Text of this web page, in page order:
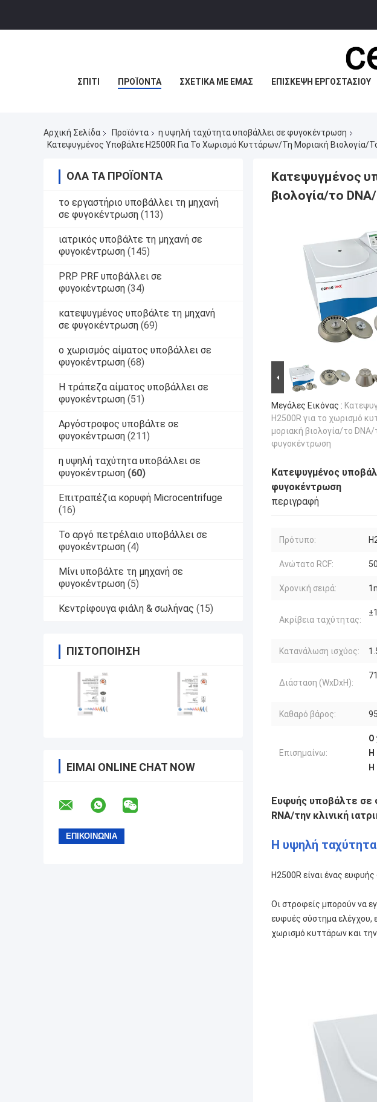
ΣΠΊΤΙ ΠΡΟΪΌΝΤΑ ΣΧΕΤΙΚΆ ΜΕ ΕΜΆΣ ΕΠΙΣΚΕΨΉ ΕΡΓΟΣΤΑΣΊΟΥ
Αρχική Σελίδα Προϊόντα
η υψηλή ταχύτητα υποβάλλει σε φυγοκέντρωση
Κατεψυγμένος Υποβάλτε H2500R Για Το Χωρισμό Κυττάρων/τη Μοριακή Βιολογία/
ΌΛΑ ΤΑ ΠΡΟΪΌΝΤΑ
το εργαστήριο υποβάλλει τη μηχανή
σε φυγοκέντρωση (113)
ιατρικός υποβάλτε τη μηχανή σε
φυγοκέντρωση (145)
PRP PRF υποβάλλει σε
φυγοκέντρωση (34)
κατεψυγμένος υποβάλτε τη μηχανή
σε φυγοκέντρωση (69)
ο χωρισμός αίματος υποβάλλει σε
φυγοκέντρωση (68)
Η τράπεζα αίματος υποβάλλει σε
φυγοκέντρωση (51)
Αργόστροφος υποβάλτε σε
φυγοκέντρωση (211)
η υψηλή ταχύτητα υποβάλλει σε
φυγοκέντρωση (60)
Επιτραπέζια κορυφή Microcentrifuge
(16)
Το αργό πετρέλαιο υποβάλλει σε
φυγοκέντρωση (4)
Μίνι υποβάλτε τη μηχανή σε
φυγοκέντρωση (5)
Κεντρίφουγα φιάλη & σωλήνας (15)
ΠΙΣΤΟΠΟΊΗΣΗ
ΕΊΜΑΙ ONLINE CHAT NOW
Κατεψυγμένος
βιολογία/το
Μεγάλες Εικόνας :
H2500R για το χωρισμό
μοριακή βιολογία/το DNA/
φυγοκέντρωση
Κατεψυγμένος
φυγοκέντρωση
περιγραφή
Πρότυπο:
Ανώτατο RCF:
Χρονική σειρά:
Ακρίβεια ταχύτητας:
Κατανάλωση ισχύος:
Διάσταση (WxDxH):
Καθαρό βάρος:
Επισημαίνω:
Ο
Η
Η
Ευφυής υποβάλτε σε
RNA/την κλινική
Η υψηλή
H2500R είναι ένας
Οι στροφείς μπορούν να
ευφυές σύστημα ελέγχου,
χωρισμό κυττάρων και την